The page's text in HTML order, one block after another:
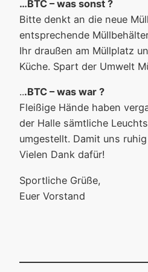
…BTC – was sonst ?
Bitte denkt an die neue
entsprechende
Ihr draußen am Müllplatz
Küche. Spart der Umwelt
...BTC – was war ?
Fleißige Hände haben
der Halle sämtliche
umgestellt. Damit uns
Vielen Dank dafür!
Sportliche Grüße,
Euer Vorstand